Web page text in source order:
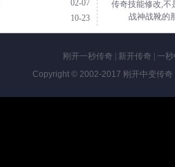
02-07
10-23
传奇技能修改,不
战神战靴的
刚开一秒传奇 新开传奇
一
Copyright © 2002-2017 刚开中变传奇